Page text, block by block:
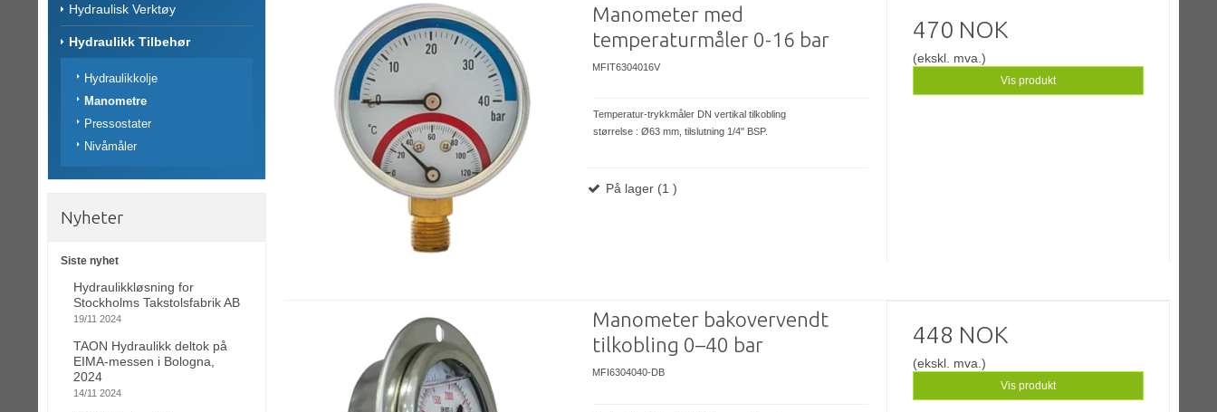
Hydraulisk Verktøy
Hydraulikk Tilbehør
Hydraulikkolje
Manometre
Pressostater
Nivåmåler
Nyheter
Siste nyhet
Hydraulikkløsning for
Stockholms Takstolsfabrik AB
19/11 2024
TAON Hydraulikk deltok på
EIMA-messen i Bologna,
2024
14/11 2024
Manometer med
temperaturmåler 0-16 bar
MFIT6304016V
Temperatur-trykkmåler DN vertikal tilkobling
størrelse : Ø63 mm, tilslutning 1/4" BSP.
På lager (1 )
470 NOK
(ekskl. mva.)
Vis produkt
Manometer bakovervendt
tilkobling 0–40 bar
MFI6304040-DB
448 NOK
(ekskl. mva.)
Vis produkt